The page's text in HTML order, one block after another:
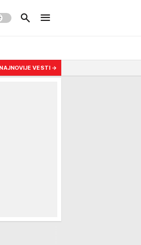
HAMNEI? PRVI SNIMAK VRHOVNOG VOĐE!
NAJNOVIJE VESTI →